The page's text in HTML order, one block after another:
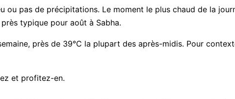
ou pas de précipitations. Le moment le plus chaud de la
typique pour août à Sabha.
près de 39°C la plupart des après-midis. Pour
et profitez-en.